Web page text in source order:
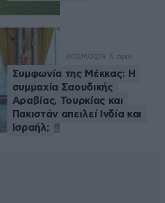
ΚΟΣΜΟΣ 19 λ. πριν
Συμφωνία της Μέκκας: Η
συμμαχία Σαουδικής
Αραβίας, Τουρκίας και
Πακιστάν απειλεί Ινδία και
Ισραήλ;